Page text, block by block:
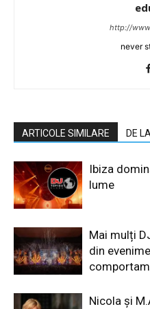
http://
never
ARTICOLE SIMILARE DE
Ibiza
lume
Mai mulți
din
Nicola și